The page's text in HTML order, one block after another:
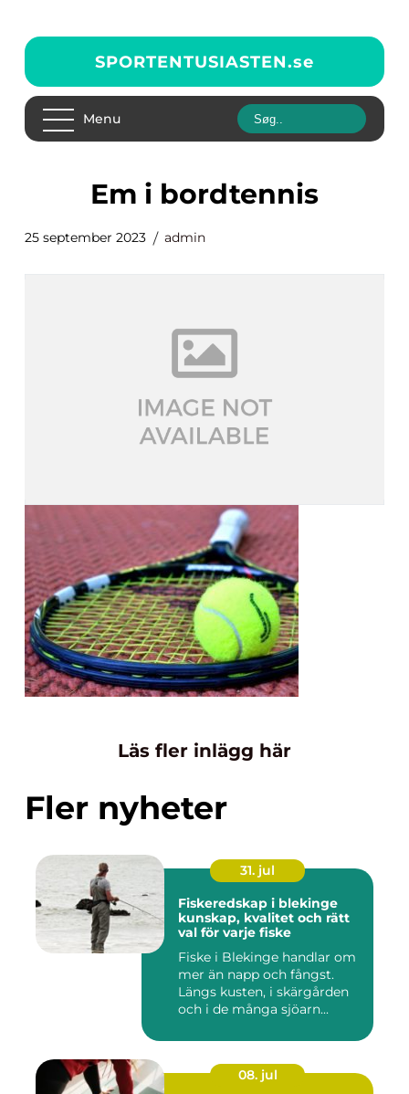
SPORTENTUSIASTEN.se
Menu
em i bordtennis
25 september 2023 admin
Läs fler inlägg här
Fler nyheter
31. jul
Fiskeredskap i blekinge
kunskap, kvalitet och rätt
val för varje fiske
Fiske i Blekinge handlar om
mer än napp och fångst.
Längs kusten, i skärgården
och i de många sjöarn...
08. jul